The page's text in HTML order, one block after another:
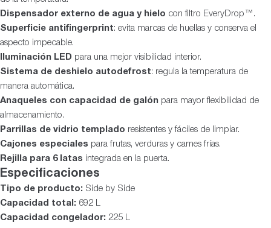
Dispensador externo de agua y hielo con filtro EveryDrop™.
Superficie antifingerprint: evita marcas de huellas y conserva el
aspecto impecable.
Iluminación LED para una mejor visibilidad interior.
Sistema de deshielo autodefrost: regula la temperatura de
manera automática.
Anaqueles con capacidad de galón para mayor flexibilidad de
almacenamiento.
Parrillas de vidrio templado resistentes y fáciles de limpiar.
Cajones especiales para frutas, verduras y carnes frías.
Rejilla para 6 latas integrada en la puerta.
Especificaciones
Tipo de producto: Side by Side
Capacidad total: 692 L
Capacidad congelador: 225 L